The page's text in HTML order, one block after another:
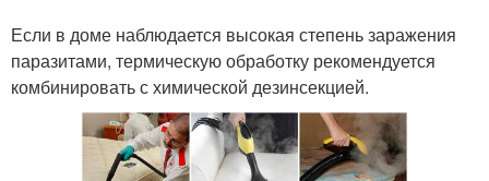
Если в доме наблюдается высокая степень заражения
паразитами, термическую обработку рекомендуется
комбинировать с химической дезинсекцией.